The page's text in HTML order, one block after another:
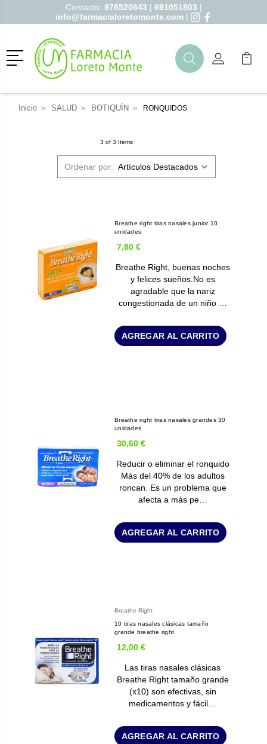
Contacto: 976520643 | 691051803 |
info@farmacialoretomonte.com|
Menú
BuscarMi Cuenta
Mi
Inicio SALUD BOTIQUÍN RONQUIDOS
3 of 3 Items
Ordenar por:
Breathe right tiras nasales junior 10
unidades
7,80 €
Breathe Right, buenas noches
y felices sueños.No es
agradable que la nariz
congestionada de un niño …
AGREGAR AL CARRITO
Breathe right tiras nasales grandes 30
unidades
30,60 €
Reducir o eliminar el ronquido
Más del 40% de los adultos
roncan. Es un problema que
afecta a más pe…
AGREGAR AL CARRITO
Breathe Right
10 tiras nasales clásicas tamaño
grande breathe right
12,00 €
Las tiras nasales clásicas
Breathe Right tamaño grande
(x10) son efectivas, sin
medicamentos y fácil…
AGREGAR AL CARRITO